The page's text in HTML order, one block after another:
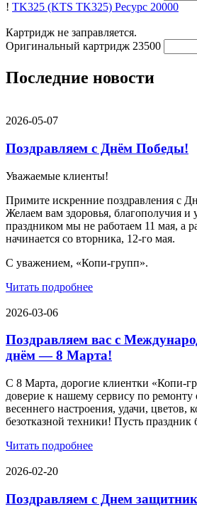
! TK325 (KTS TK325) Ресурс 20000
Картридж не заправляется.
Оригинальный картридж 23500
Последние новости
2026-05-07
Поздравляем с Днём Победы!
Уважаемые клиенты!
Примите искренние поздравления с
Желаем вам здоровья, благополучия и
праздником мы не работаем 11 мая, а
начинается со вторника, 12-го мая.
С уважением, «Копи-групп».
Читать подробнее
2026-03-06
Поздравляем вас с
днём — 8 Марта!
С 8 Марта, дорогие клиентки
доверие к нашему сервису по
весеннего настроения, удачи, цветов,
безотказной техники! Пусть праздник
Читать подробнее
2026-02-20
Поздравляем с Днем